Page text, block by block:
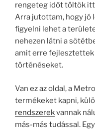
rengeteg időt töltök
Arra jutottam, hogy jó
figyelni lehet a
nehezen látni a
amit erre fejlesztettek
történéseket.
Van ez az oldal, a
termékeket kapni,
rendszerekvannak
más-más tudással.